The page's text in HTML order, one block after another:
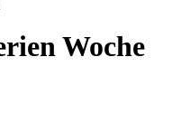
Woche